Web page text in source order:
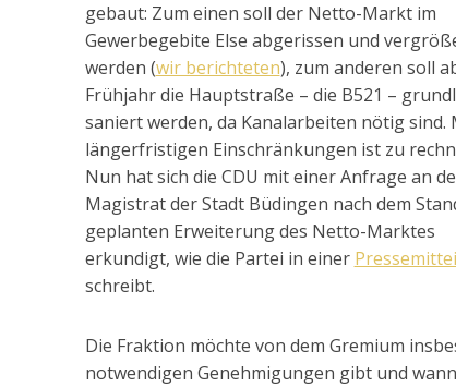
gebaut: Zum einen soll der Netto-Markt im
Gewerbegebite Else abgerissen und
werden (wir berichteten), zum anderen soll
Frühjahr die Hauptstraße – die B521 –
saniert werden, da Kanalarbeiten nötig sind.
längerfristigen Einschränkungen ist zu
Nun hat sich die CDU mit einer Anfrage an
Magistrat der Stadt Büdingen nach dem
geplanten Erweiterung des Netto-Marktes
erkundigt, wie die Partei in einer
schreibt.
Die Fraktion möchte von dem Gremium
notwendigen Genehmigungen gibt und